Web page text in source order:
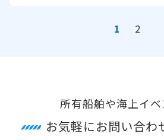
1 2
所有船舶や海上イ
お気軽にお問い合わ